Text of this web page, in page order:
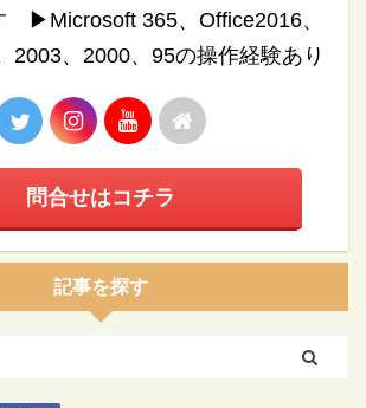
▶︎Microsoft 365、Office2016、
2003、2000、95の操作経験あり
問合せはコチラ
記事を探す